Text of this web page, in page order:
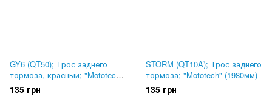
GY6 (QT50); Трос заднего
тормоза, красный; "Mototech"
(1930мм)
135 грн
STORM (QT10A); Трос заднего
тормоза; "Mototech" (1980мм)
135 грн